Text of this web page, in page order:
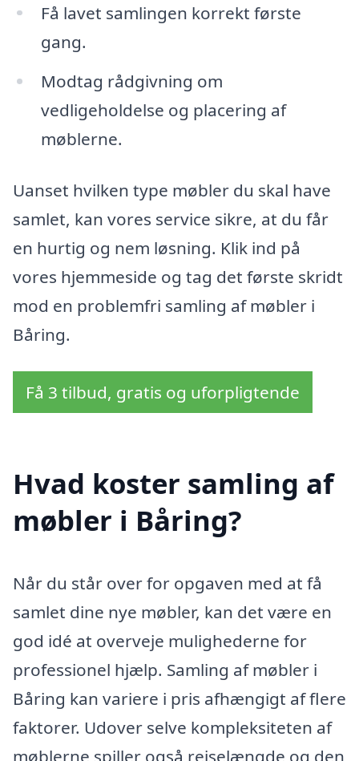
Få lavet samlingen korrekt første
gang.
Modtag rådgivning om
vedligeholdelse og placering af
møblerne.
Uanset hvilken type møbler du skal have
samlet, kan vores service sikre, at du får
en hurtig og nem løsning. Klik ind på
vores hjemmeside og tag det første skridt
mod en problemfri samling af møbler i
Båring.
Få 3 tilbud, gratis og uforpligtende
Hvad koster samling af
møbler i Båring?
Når du står over for opgaven med at få
samlet dine nye møbler, kan det være en
god idé at overveje mulighederne for
professionel hjælp. Samling af møbler i
Båring kan variere i pris afhængigt af flere
faktorer. Udover selve kompleksiteten af
møblerne spiller også rejselængde og den